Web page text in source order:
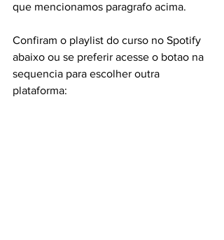
que mencionamos paragrafo acima.
Confiram o playlist do curso no Spotify
abaixo ou se preferir acesse o botao na
sequencia para escolher outra
plataforma: